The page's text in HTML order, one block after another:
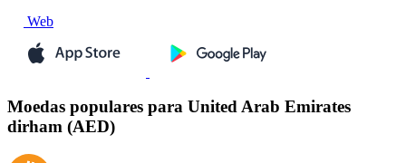
Web
Moedas populares para United Arab Emirates
dirham (AED)